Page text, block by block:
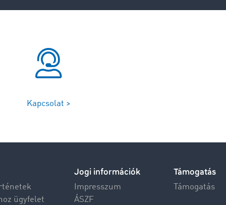
Kapcsolat >
ügyfelet
Jogi információk
Impresszum
ÁSZF
Támogatás
Támogatás